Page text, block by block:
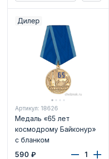
Дилер
Артикул: 18626
Медаль «65 лет
космодрому Байконур»
с бланком
удостоверения
590 ₽